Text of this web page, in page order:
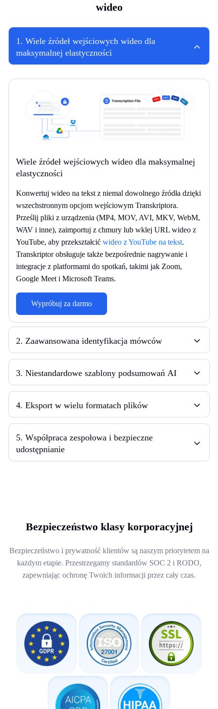
wideo
1 . Wiele źródeł wejściowych wideo dla
maksymalnej elastyczności
Wiele źródeł wejściowych wideo dla maksymalnej
elastyczności
Konwertuj wideo na tekst z niemal dowolnego źródła dzięki
wszechstronnym opcjom wejściowym Transkriptora.
Prześlij pliki z urządzenia (MP4, MOV, AVI, MKV, WebM,
WAV i inne), zaimportuj z chmury lub wklej URL wideo z
YouTube, aby przekształcić wideo z YouTube na tekst.
Transkriptor obsługuje także bezpośrednie nagrywanie i
integracje z platformami do spotkań, takimi jak Zoom,
Google Meet i Microsoft Teams.
Wypróbuj za darmo
2. Zaawansowana identyfikacja mówców
3. Niestandardowe szablony podsumowań AI
4. Eksport w wielu formatach plików
5. Współpraca zespołowa i bezpieczne
udostępnianie
Bezpieczeństwo klasy korporacyjnej
Bezpieczeństwo i prywatność klientów są naszym priorytetem na
każdym etapie. Przestrzegamy standardów SOC 2 i RODO,
zapewniając ochronę Twoich informacji przez cały czas.